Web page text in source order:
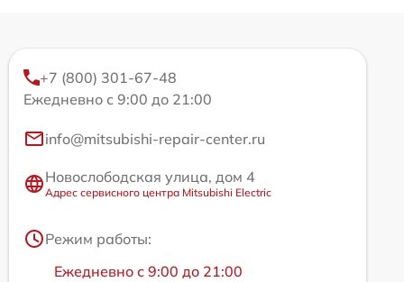
+7 (800) 301-67-48
Ежедневно с 9:00 до 21:00
info@mitsubishi-repair-center.ru
Новослободская улица, дом 4
Адрес сервисного центра Mitsubishi Electric
Режим работы:
Ежедневно с 9:00 до 21:00